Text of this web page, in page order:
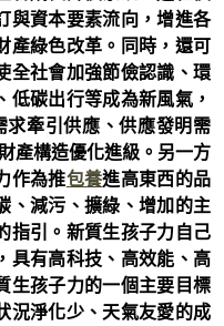
與資本要素流向，增進各
產綠色改革。同時，還可
全社會加強節儉認識、環
碳出行等成為新風氣，
牽引供應、供應發明需
產構造優化進級。另一方
作為推包養進高東西的品
、減污、擴綠、增加的主
指引。新質生孩子力自己
具有高科技、高效能、高
生孩子力的一個主要目標
況淨化少、天氣友愛的成